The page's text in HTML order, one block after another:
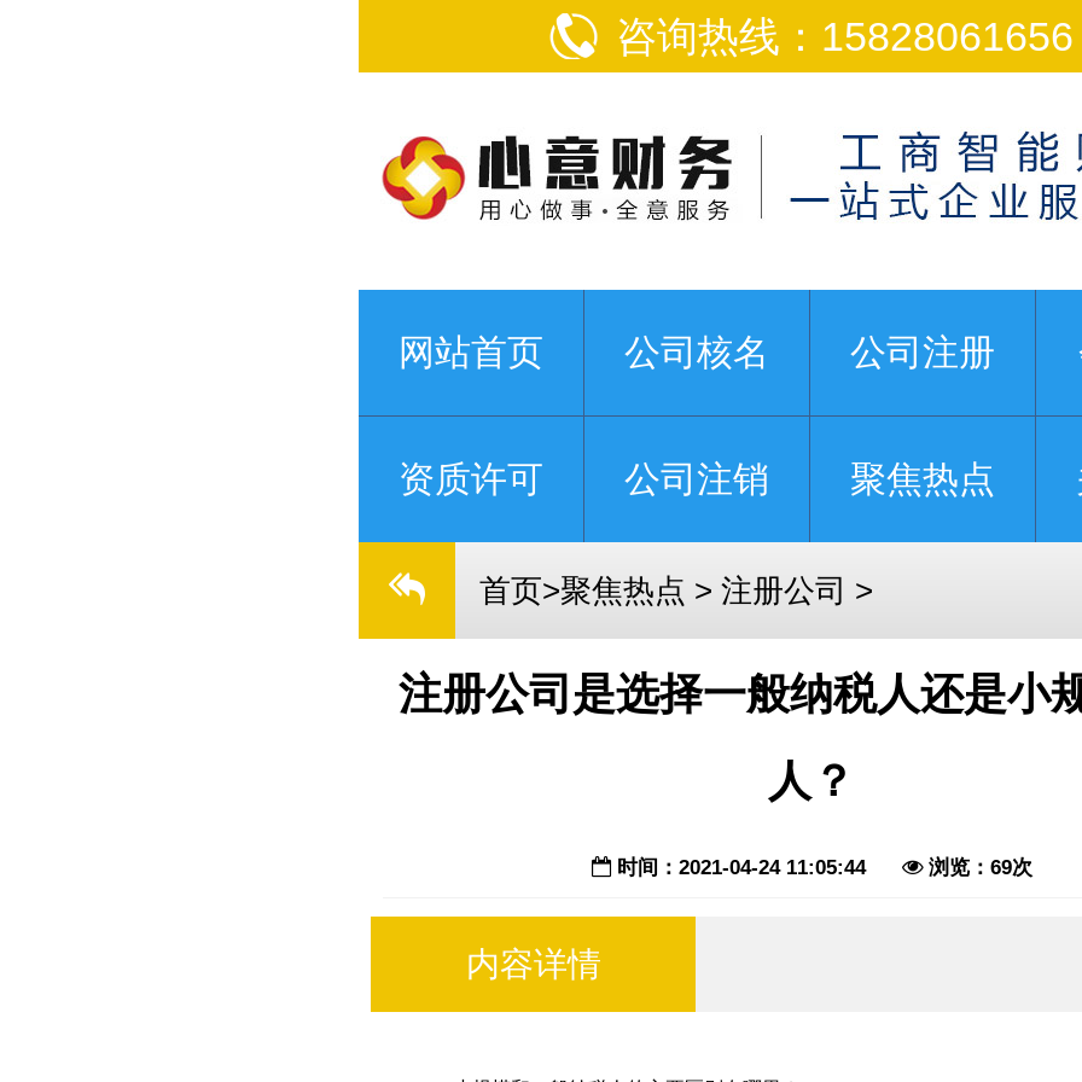
咨询热线：15828061656
网站首页 公司核名 公司注册
资质许可 公司注销 聚焦热点
首页>聚焦热点 > 注册公司 >
注册公司是选择一般纳税人还是小
人？
时间：2021-04-24 11:05:44 浏览：69次
内容详情